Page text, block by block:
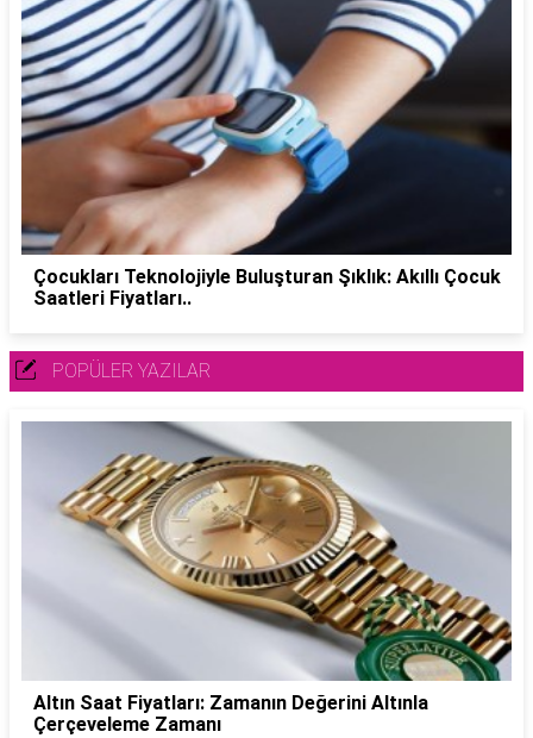
Çocukları Teknolojiyle Buluşturan Şıklık: Akıllı Çocuk
Saatleri Fiyatları..
POPÜLER YAZILAR
Altın Saat Fiyatları: Zamanın Değerini Altınla
Çerçeveleme Zamanı